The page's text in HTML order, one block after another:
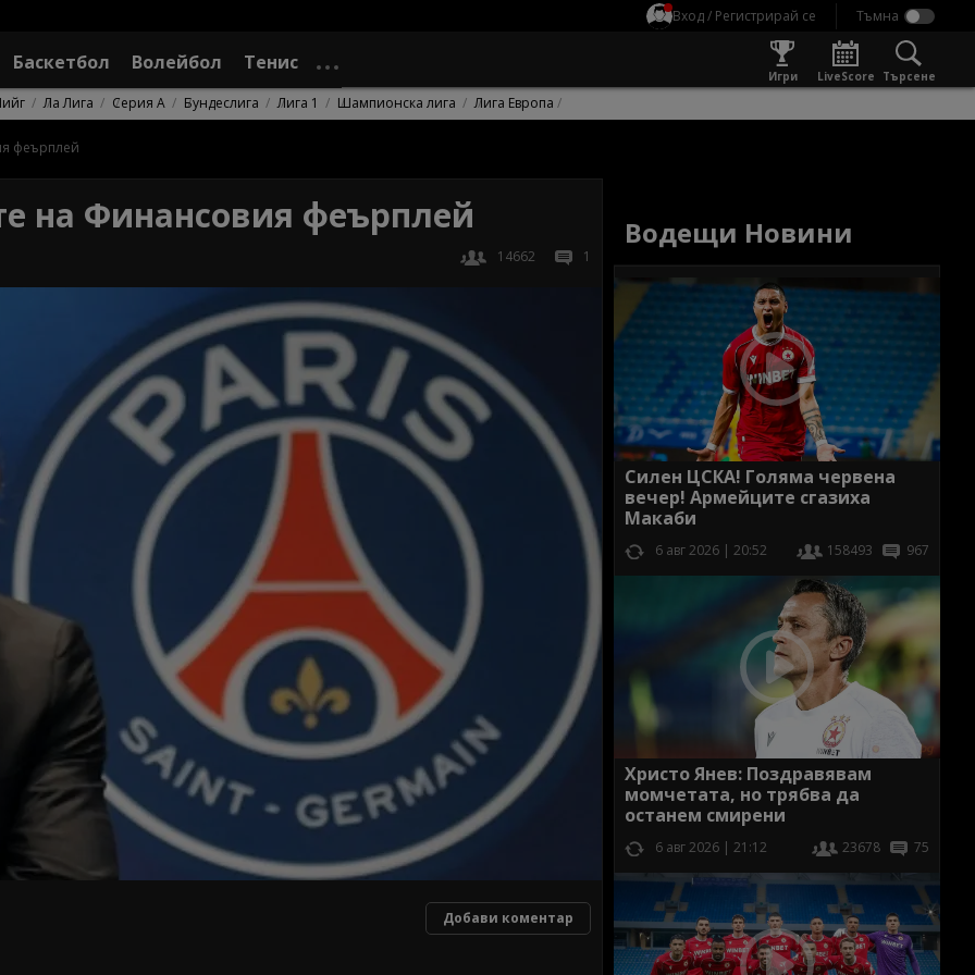
Вход / Регистрирай се
Баскетбол Волейбол Тенис
Игри LiveScore Търсене
Ла Лига Серия А Бундеслига Лига 1 Шампионска лига Лига Европа
феърплей
на Финансовия феърплей
14662 1
Добави коментар
Водещи Новини
Силен ЦСКА! Голяма червена
вечер! Армейците сгазиха
Макаби
6 авг 2026 | 20:52 158493 967
Христо Янев: Поздравявам
момчетата, но трябва да
останем смирени
6 авг 2026 | 21:12 23678 75